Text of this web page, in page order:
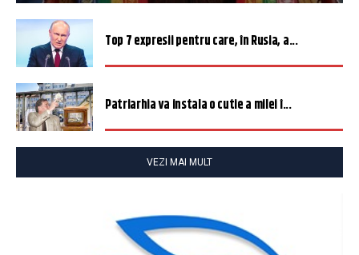
Top 7 expresii pentru care, în Rusia, a...
Patriarhia va instala o cutie a milei î...
VEZI MAI MULT